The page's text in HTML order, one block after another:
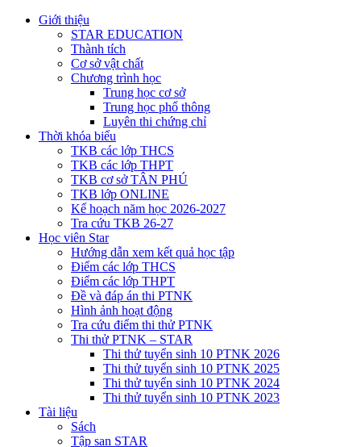
Giới thiệu
STAR EDUCATION
Thành tích
Cơ sở vật chất
Chương trình học
Trung học cơ sở
Trung học phổ thông
Luyên thi chứng chỉ
Thời khóa biểu
TKB các lớp THCS
TKB các lớp THPT
TKB cơ sở TÂN PHÚ
TKB lớp ONLINE
Kế hoạch năm học 2026-2027
Tra cứu TKB 26-27
Học viên Star
Hướng dẫn xem kết quả học tập
Điểm các lớp THCS
Điểm các lớp THPT
Đề và đáp án thi PTNK
Hình ảnh hoạt động
Tra cứu điểm thi thử PTNK
Thi thử PTNK – STAR
Thi thử tuyển sinh 10 PTNK 2026
Thi thử tuyển sinh 10 PTNK 2025
Thi thử tuyển sinh 10 PTNK 2024
Thi thử tuyển sinh 10 PTNK 2023
Tài liệu
Sách
Tập san STAR